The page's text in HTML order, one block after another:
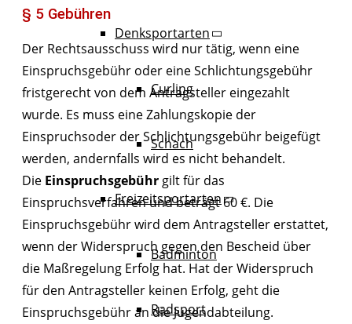
Denksportarten
Curling
Schach
Freizeitsportarten
Badminton
Radsport
§ 5 Gebühren
Der Rechtsausschuss wird nur tätig, wenn eine
Einspruchsgebühr oder eine Schlichtungsgebühr
fristgerecht von dem Antragsteller eingezahlt
wurde. Es muss eine Zahlungskopie der
Einspruchsoder der Schlichtungsgebühr beigefügt
werden, andernfalls wird es nicht behandelt.
Die Einspruchsgebühr gilt für das
Einspruchsverfahren und beträgt 60 €. Die
Einspruchsgebühr wird dem Antragsteller erstattet,
wenn der Widerspruch gegen den Bescheid über
die Maßregelung Erfolg hat. Hat der Widerspruch
für den Antragsteller keinen Erfolg, geht die
Einspruchsgebühr an die Jugendabteilung.